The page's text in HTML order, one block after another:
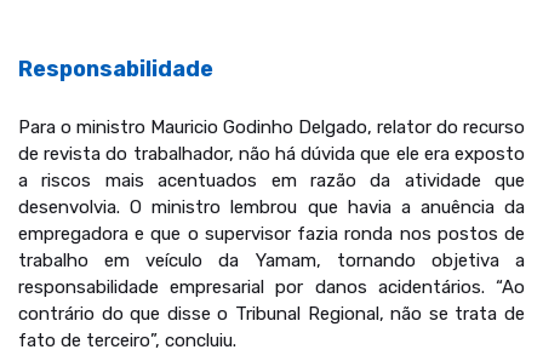
Responsabilidade
Para o ministro Mauricio Godinho Delgado, relator do recurso
de revista do trabalhador, não há dúvida que ele era exposto
a riscos mais acentuados em razão da atividade que
desenvolvia. O ministro lembrou que havia a anuência da
empregadora e que o supervisor fazia ronda nos postos de
trabalho em veículo da Yamam, tornando objetiva a
responsabilidade empresarial por danos acidentários. “Ao
contrário do que disse o Tribunal Regional, não se trata de
fato de terceiro”, concluiu.